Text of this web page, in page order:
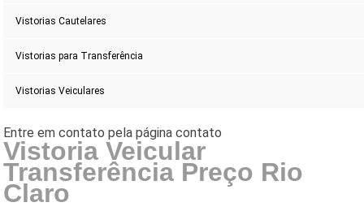
Vistorias Cautelares
Vistorias para Transferência
Vistorias Veiculares
Vistoria Veicular
Transferência Preço Rio
Claro